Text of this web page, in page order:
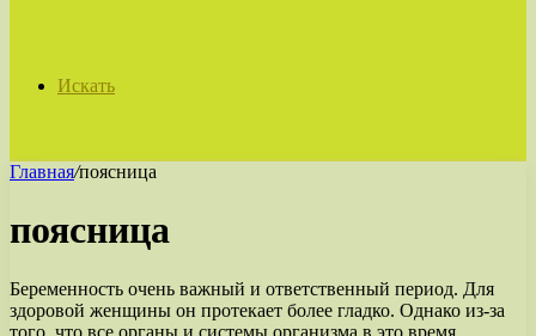
Искать
Главная/поясница
поясница
Беременность очень важный и ответственный период. Для
здоровой женщины он протекает более гладко. Однако из-за
того, что все органы и системы организма в это время